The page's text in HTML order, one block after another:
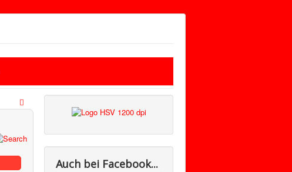
Auch bei Facebook...